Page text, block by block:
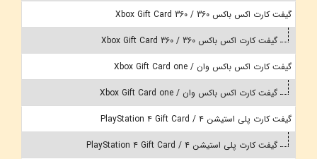
گیفت کارت اکس باکس 360 / Xbox Gift Card 360
گیفت کارت اکس باکس 360 / Xbox Gift Card 360
گیفت کارت اکس باکس وان / Xbox Gift Card one
گیفت کارت اکس باکس وان / Xbox Gift Card one
گیفت کارت پلی استیشن 4 / PlayStation 4 Gift Card
گیفت کارت پلی استیشن 4 / PlayStation 4 Gift Card